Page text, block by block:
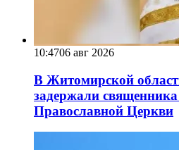
10:4706 авг 2026
В Житомирской
задержали
Православной Церкви